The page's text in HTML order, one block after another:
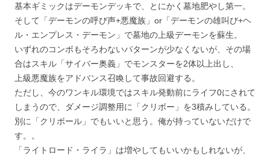
基本ギミックはデーモンデッキで、とにかく墓地肥やし第一。
そして「デーモンの呼び声+悪魔族」or「デーモンの雄叫び+ヘ
ル・エンプレス・デーモン」で墓地の上級デーモンを蘇生。
いずれのコンボもそろわないパターンが少なくないが、その場
合はスキル「サイバー奥義」でモンスターを2体以上出し、
上級悪魔族をアドバンス召喚して事故回避する。
ただし、今のワンキル環境ではスキル発動前にライフ0にされて
しまうので、ダメージ調整用に「クリボー」を3積みしている。
別に「クリボール」でもいいと思う。俺が持っていないだけで
す。。
「ライトロード・ライラ」は増やしてもいいかもしれないが、